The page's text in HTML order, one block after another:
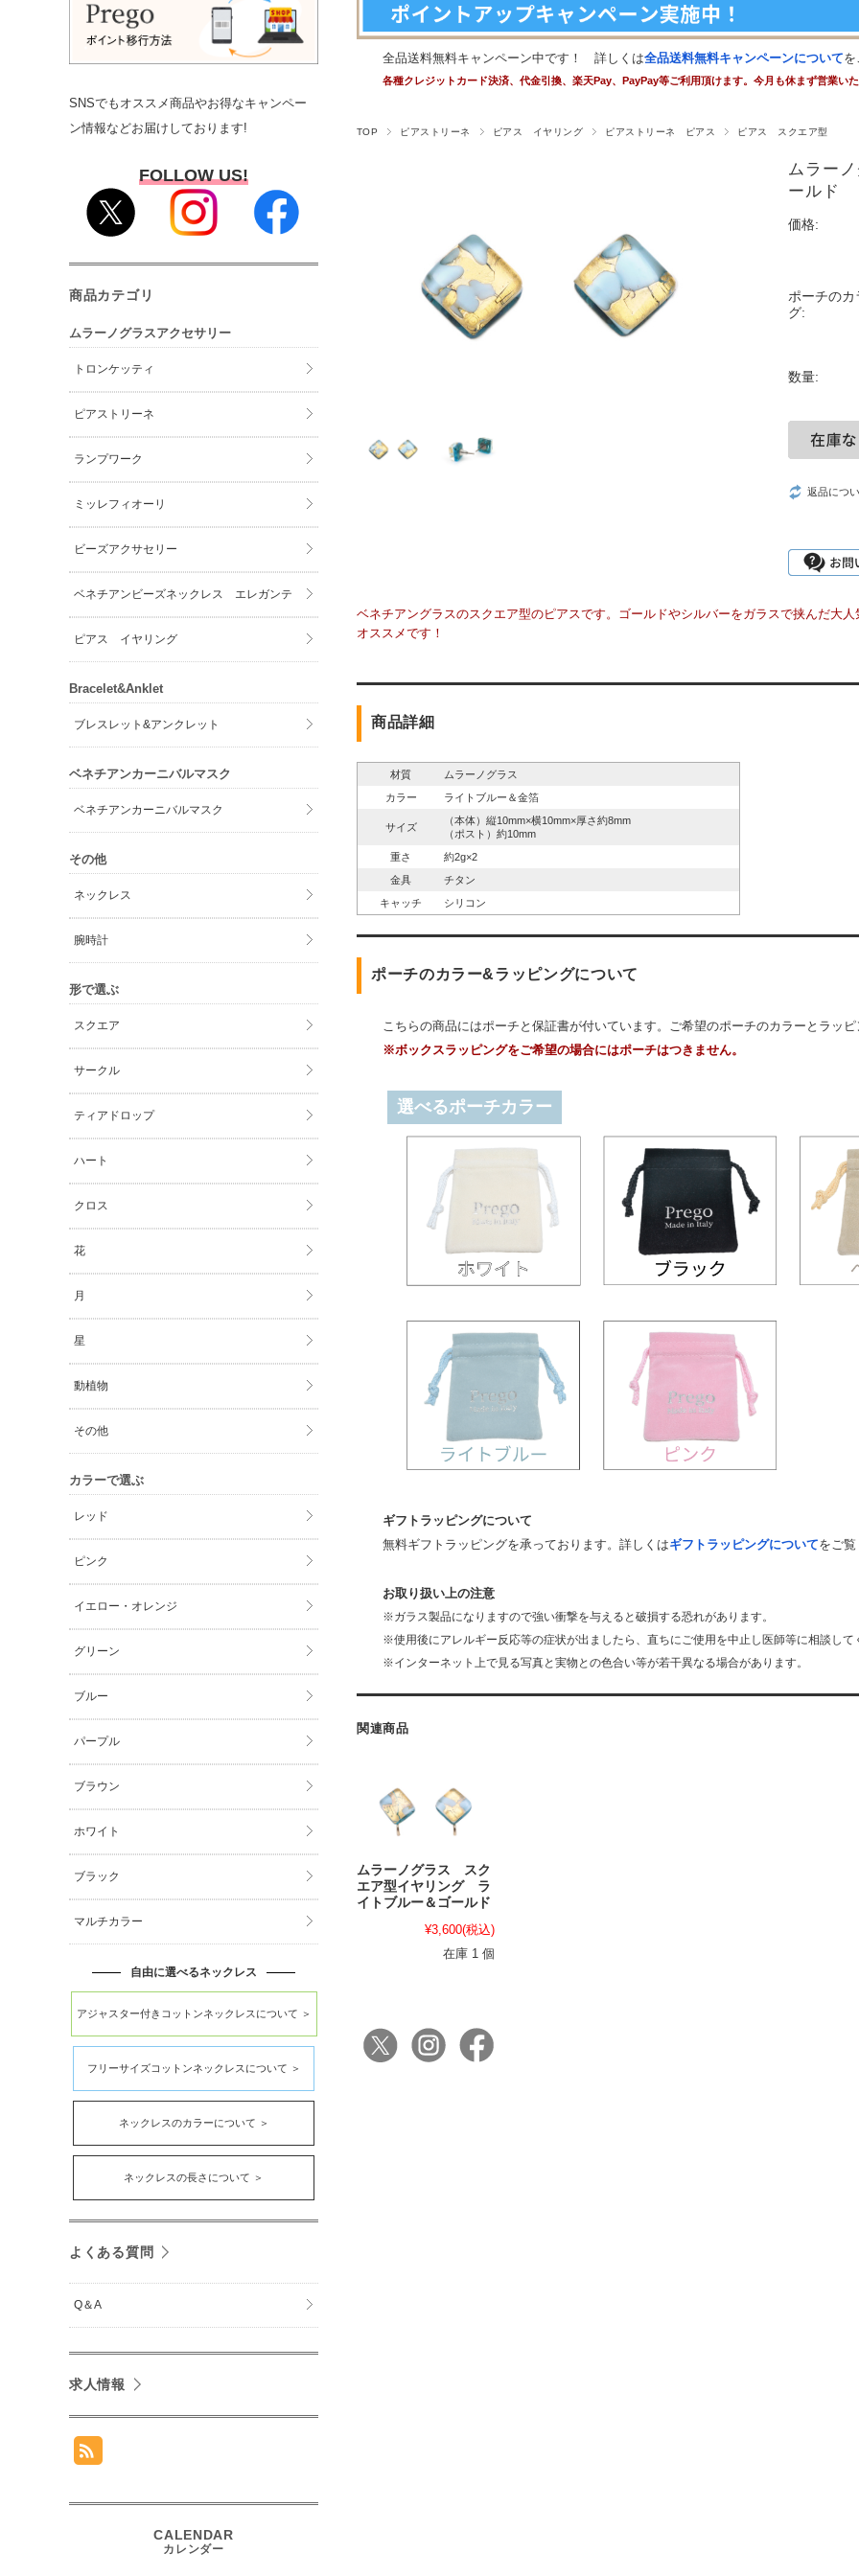
全品送料無料キャンペーン中です！ 詳しくは全品送料無料キャンペーンについてを
各種クレジットカード決済、代金引換、楽天Pay、PayPay等ご利用頂けます。今月も休まず営業いた
TOP ピアストリーネ ピアス イヤリング ピアストリーネ ピアス ピアス スクエア型
ムラー
ールド
価格:
ポーチのカ
グ:
数量:
返品につ
ベネチアングラスのスクエア型のピアスです。ゴールドやシルバーをガラスで挟んだ大
オススメです！
商品詳細
材質
ムラーノグラス
カラー
ライトブルー＆金箔
サイズ
（本体）縦10mm×横10mm×厚さ約8mm
（ポスト）約10mm
重さ
約2g×2
金具
チタン
キャッチ
シリコン
ポーチのカラー&ラッピングについて
こちらの商品にはポーチと保証書が付いています。ご希望のポーチのカラーとラッピ
※ボックスラッピングをご希望の場合にはポーチはつきません。
選べるポーチカラー
ギフトラッピングについて
無料ギフトラッピングを承っております。詳しくはギフトラッピングについてをご覧
お取り扱い上の注意
※ガラス製品になりますので強い衝撃を与えると破損する恐れがあります。
※使用後にアレルギー反応等の症状が出ましたら、直ちにご使用を中止し医師等に相談して
※インターネット上で見る写真と実物との色合い等が若干異なる場合があります。
関連商品
ムラーノグラス スク
エア型イヤリング ラ
イトブルー＆ゴールド
¥3,600(税込)
在庫 1 個
SNSでもオススメ商品やお得なキャンペー
ン情報などお届けしております!
FOLLOW US!
商品カテゴリ
ムラーノグラスアクセサリー
トロンケッティ
ピアストリーネ
ランプワーク
ミッレフィオーリ
ビーズアクサセリー
ベネチアンビーズネックレス エレガンテ
ピアス イヤリング
Bracelet&Anklet
ブレスレット&アンクレット
ベネチアンカーニバルマスク
ベネチアンカーニバルマスク
その他
ネックレス
腕時計
形で選ぶ
スクエア
サークル
ティアドロップ
ハート
クロス
花
月
星
動植物
その他
カラーで選ぶ
レッド
ピンク
イエロー・オレンジ
グリーン
ブルー
パープル
ブラウン
ホワイト
ブラック
マルチカラー
自由に選べるネックレス
アジャスター付きコットンネックレスについて ＞
フリーサイズコットンネックレスについて ＞
ネックレスのカラーについて ＞
ネックレスの長さについて ＞
よくある質問
Q＆A
求人情報